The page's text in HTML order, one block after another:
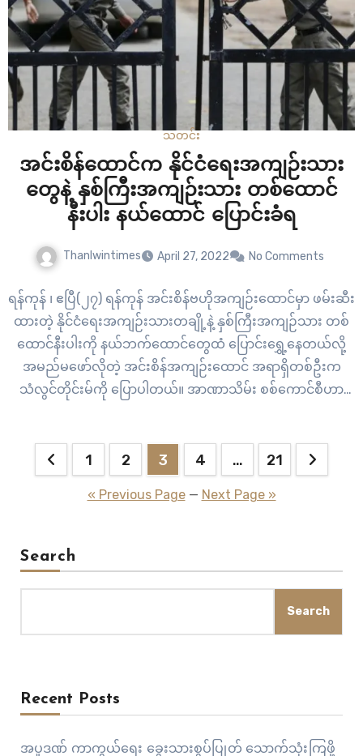
သတင်း
အင်းစိန်ထောင်က နိုင်ငံရေးအကျဉ်းသား
တွေနဲ့ နှစ်ကြီးအကျဉ်းသား တစ်ထောင်
နီးပါး နယ်ထောင် ပြောင်းခံရ
Thanlwintimes April 27, 2022 No Comments
ရန်ကုန် ၊ ဧပြီ(၂၇) ရန်ကုန် အင်းစိန်ဗဟိုအကျဉ်းထောင်မှာ ဖမ်းဆီး
ထားတဲ့ နိုင်ငံရေးအကျဉ်းသားတချို့နဲ့ နှစ်ကြီးအကျဉ်သား တစ်
ထောင်နီးပါးကို နယ်ဘက်ထောင်တွေထံ ပြောင်းရွှေ့နေတယ်လို့
အမည်မဖော်လိုတဲ့ အင်းစိန်အကျဉ်းထောင် အရာရှိတစ်ဦးက
သံလွင်တိုင်းမ်ကို ပြောပါတယ်။ အာဏာသိမ်း စစ်ကောင်စီဟာ
တွေကို ဧပြီလ(၂၄) ရက်နေ့ကစပြီး နယ်ဘက်ထောင်တွေကို…
Posts
pagination
1 2 3 4 … 21
« Previous Page— Next Page »
Search
Search
Recent Posts
အပူဒဏ် ကာကွယ်ရေး ခွေးသားစွပ်ပြုတ် သောက်သုံးကြဖို့